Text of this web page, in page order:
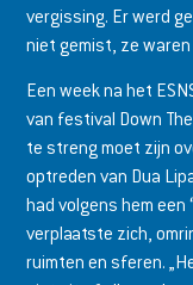
vergissing. Er werd
niet gemist, ze
Een week na het
van festival Down
te streng moet zijn
optreden van Dua
had volgens hem een
verplaatste zich,
ruimten en sferen.